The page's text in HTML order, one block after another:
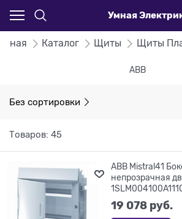
Умная
Каталог Щиты Щиты
ABB
Без сортировки
Товаров: 45
ABB Mistral41
непрозрачная
19 078 руб.